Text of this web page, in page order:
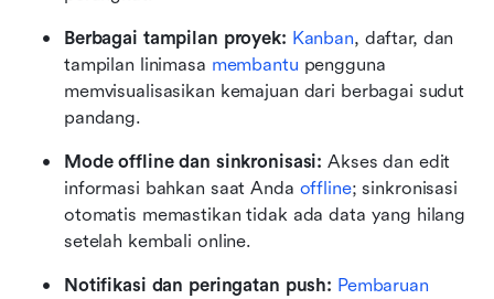
Berbagai tampilan proyek: Kanban, daftar, dan
tampilan linimasa membantu pengguna
memvisualisasikan kemajuan dari berbagai sudut
pandang.
Mode offline dan sinkronisasi: Akses dan edit
informasi bahkan saat Anda offline; sinkronisasi
otomatis memastikan tidak ada data yang hilang
setelah kembali online.
Notifikasi dan peringatan push: Pembaruan